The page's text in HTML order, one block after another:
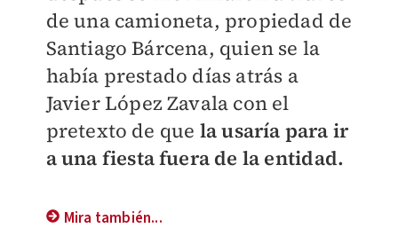
de una camioneta, propiedad de
Santiago Bárcena, quien se la
había prestado días atrás a
Javier López Zavala con el
pretexto de que la usaría para ir
a una fiesta fuera de la entidad.
Mira también...